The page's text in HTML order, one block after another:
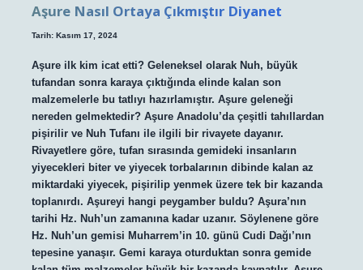
Aşure Nasıl Ortaya Çıkmıştır Diyanet
Tarih: Kasım 17, 2024
Aşure ilk kim icat etti? Geleneksel olarak Nuh, büyük
tufandan sonra karaya çıktığında elinde kalan son
malzemelerle bu tatlıyı hazırlamıştır. Aşure geleneği
nereden gelmektedir? Aşure Anadolu’da çeşitli tahıllardan
pişirilir ve Nuh Tufanı ile ilgili bir rivayete dayanır.
Rivayetlere göre, tufan sırasında gemideki insanların
yiyecekleri biter ve yiyecek torbalarının dibinde kalan az
miktardaki yiyecek, pişirilip yenmek üzere tek bir kazanda
toplanırdı. Aşureyi hangi peygamber buldu? Aşura’nın
tarihi Hz. Nuh’un zamanına kadar uzanır. Söylenene göre
Hz. Nuh’un gemisi Muharrem’in 10. günü Cudi Dağı’nın
tepesine yanaşır. Gemi karaya oturduktan sonra gemide